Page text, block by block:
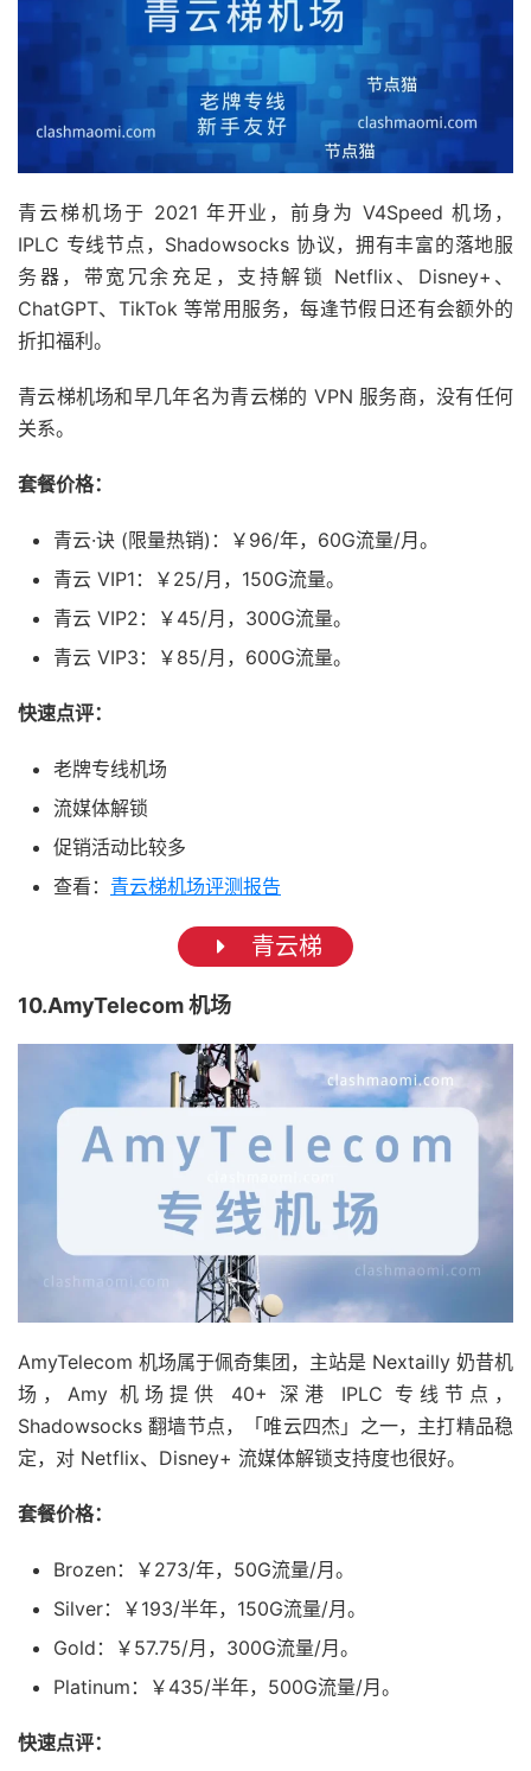
青云梯机场于 2021 年开业，前身为 V4Speed 机场，
IPLC 专线节点，Shadowsocks 协议，拥有丰富的落地服
务器，带宽冗余充足，支持解锁 Netflix、Disney+、
ChatGPT、TikTok 等常用服务，每逢节假日还有会额外的
折扣福利。
青云梯机场和早几年名为青云梯的 VPN 服务商，没有任何
关系。
套餐价格：
青云·诀 (限量热销)：￥96/年，60G流量/月。
青云 VIP1：￥25/月，150G流量。
青云 VIP2：￥45/月，300G流量。
青云 VIP3：￥85/月，600G流量。
快速点评：
老牌专线机场
流媒体解锁
促销活动比较多
查看： 青云梯机场评测报告
青云梯
10.AmyTelecom 机场
AmyTelecom 机场属于佩奇集团，主站是 Nextailly 奶昔机
场，Amy 机场提供 40+ 深港 IPLC 专线节点，
Shadowsocks 翻墙节点，「唯云四杰」之一，主打精品稳
定，对 Netflix、Disney+ 流媒体解锁支持度也很好。
套餐价格：
Brozen：￥273/年，50G流量/月。
Silver：￥193/半年，150G流量/月。
Gold：￥57.75/月，300G流量/月。
Platinum：￥435/半年，500G流量/月。
快速点评：